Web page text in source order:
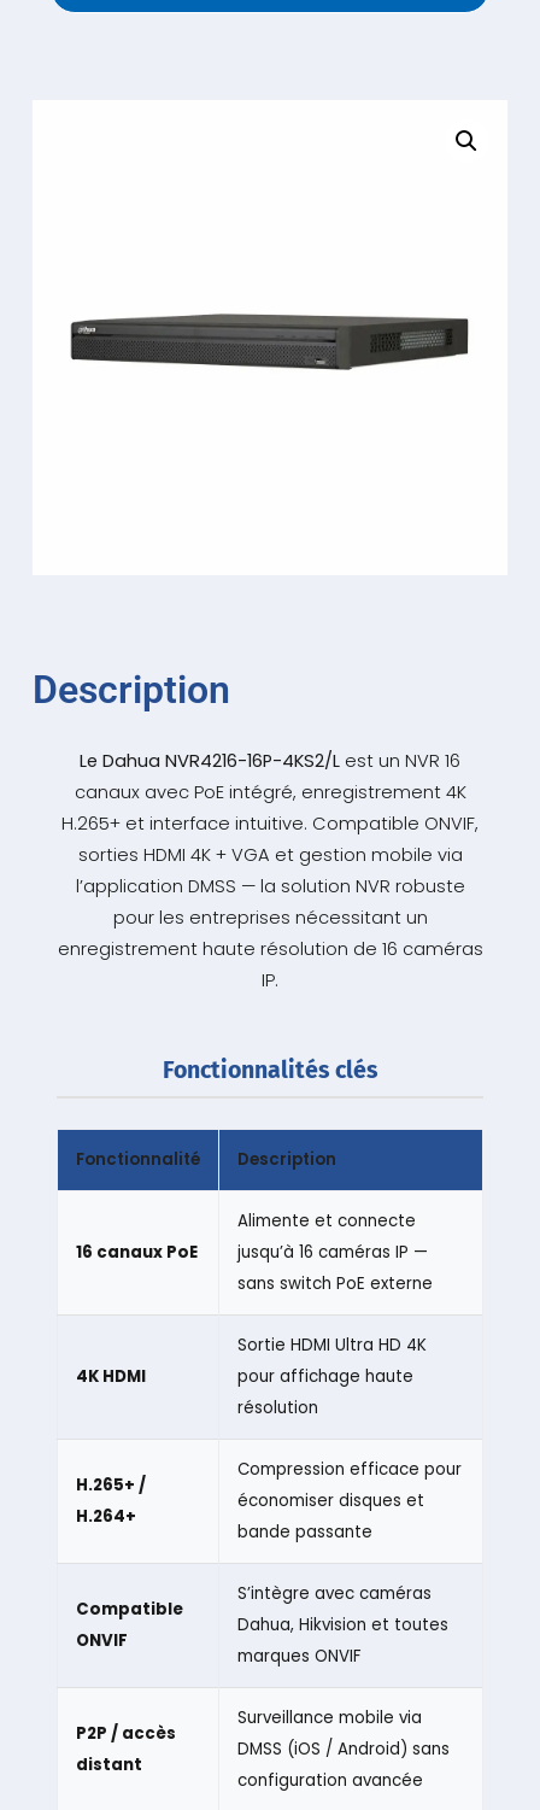
Description
Le Dahua NVR4216-16P-4KS2/L est un NVR 16
canaux avec PoE intégré, enregistrement 4K
H.265+ et interface intuitive. Compatible ONVIF,
sorties HDMI 4K + VGA et gestion mobile via
l’application DMSS — la solution NVR robuste
pour les entreprises nécessitant un
enregistrement haute résolution de 16 caméras
IP.
Fonctionnalités clés
Fonctionnalité Description
16 canaux PoE
Alimente et connecte
jusqu’à 16 caméras IP —
sans switch PoE externe
4K HDMI
Sortie HDMI Ultra HD 4K
pour affichage haute
résolution
H.265+ /
H.264+
Compression efficace pour
économiser disques et
bande passante
Compatible
ONVIF
S’intègre avec caméras
Dahua, Hikvision et toutes
marques ONVIF
P2P / accès
distant
Surveillance mobile via
DMSS (iOS / Android) sans
configuration avancée